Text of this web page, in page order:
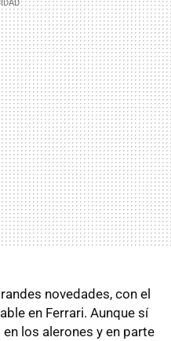
novedades, con el
en Ferrari. Aunque sí
los alerones y en parte